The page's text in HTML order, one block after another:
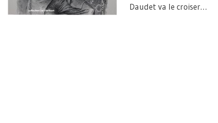
Daudet va le croiser…